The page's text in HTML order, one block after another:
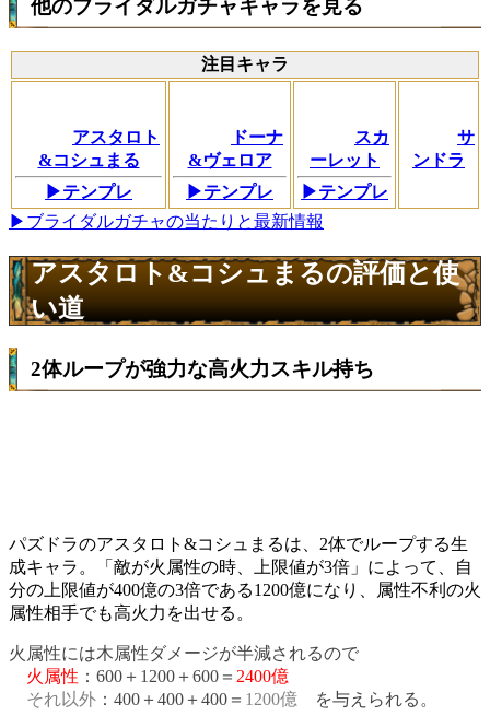
他のブライダルガチャキャラを見る
注目キャラ
アスタロト
&コシュまる
▶テンプレ
ドーナ
&ヴェロア
▶テンプレ
スカ
ーレット
▶テンプレ
サ
ンドラ
▶ブライダルガチャの当たりと最新情報
アスタロト&コシュまるの評価と使
い道
2体ループが強力な高火力スキル持ち
パズドラのアスタロト&コシュまるは、2体でループする生
成キャラ。「 敵が火属性の時、上限値が3倍 」によって、自
分の上限値が400億の3倍である1200億になり、属性不利の火
属性相手でも高火力を出せる。
火属性には木属性ダメージが半減されるので
火属性 ：600＋1200＋600＝ 2400億
それ以外 ：400＋400＋400＝ 1200億 を与えられる。